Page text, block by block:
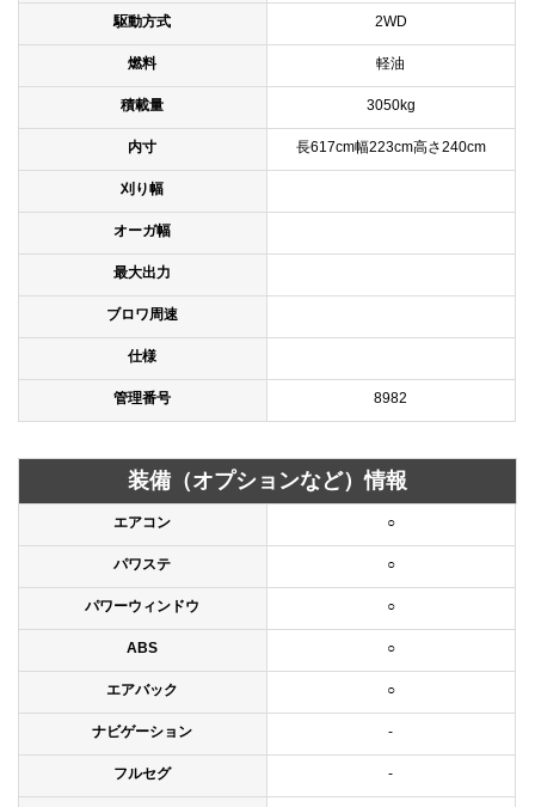
駆動方式 2WD
燃料 軽油
積載量 3050kg
内寸 長617cm幅223cm高さ240cm
刈り幅
オーガ幅
最大出力
ブロワ周速
仕様
管理番号 8982
装備（オプションなど）情報
エアコン ○
パワステ ○
パワーウィンドウ ○
ABS ○
エアバック ○
ナビゲーション -
フルセグ -